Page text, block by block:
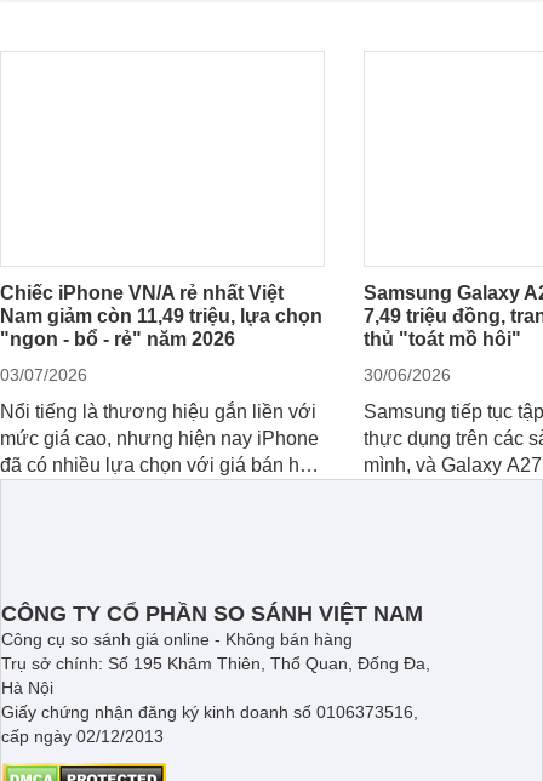
Chiếc iPhone VN/A rẻ nhất Việt
Nam giảm còn 11,49 triệu, lựa chọn
"ngon - bổ - rẻ" năm 2026
03/07/2026
Nổi tiếng là thương hiệu gắn liền với
mức giá cao, nhưng hiện nay iPhone
đã có nhiều lựa chọn với giá bán hợp
Samsung Galaxy
7,49 triệu đồng,
thủ "toát mồ hôi"
30/06/2026
Samsung tiếp tục
thực dụng trên các
mình, và Galaxy
CÔNG TY CỔ PHẦN SO SÁNH VIỆT NAM
Công cụ so sánh giá online - Không bán hàng
Trụ sở chính: Số 195 Khâm Thiên, Thổ Quan, Đống Đa,
Hà Nội
Giấy chứng nhận đăng ký kinh doanh số 0106373516,
cấp ngày 02/12/2013